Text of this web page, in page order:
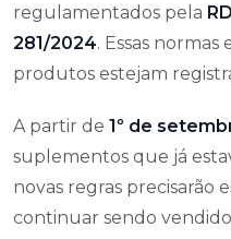
regulamentados pela
281/2024. Essas
produtos estejam
A partir de 1º de
suplementos que já
novas regras precisarão
continuar sendo